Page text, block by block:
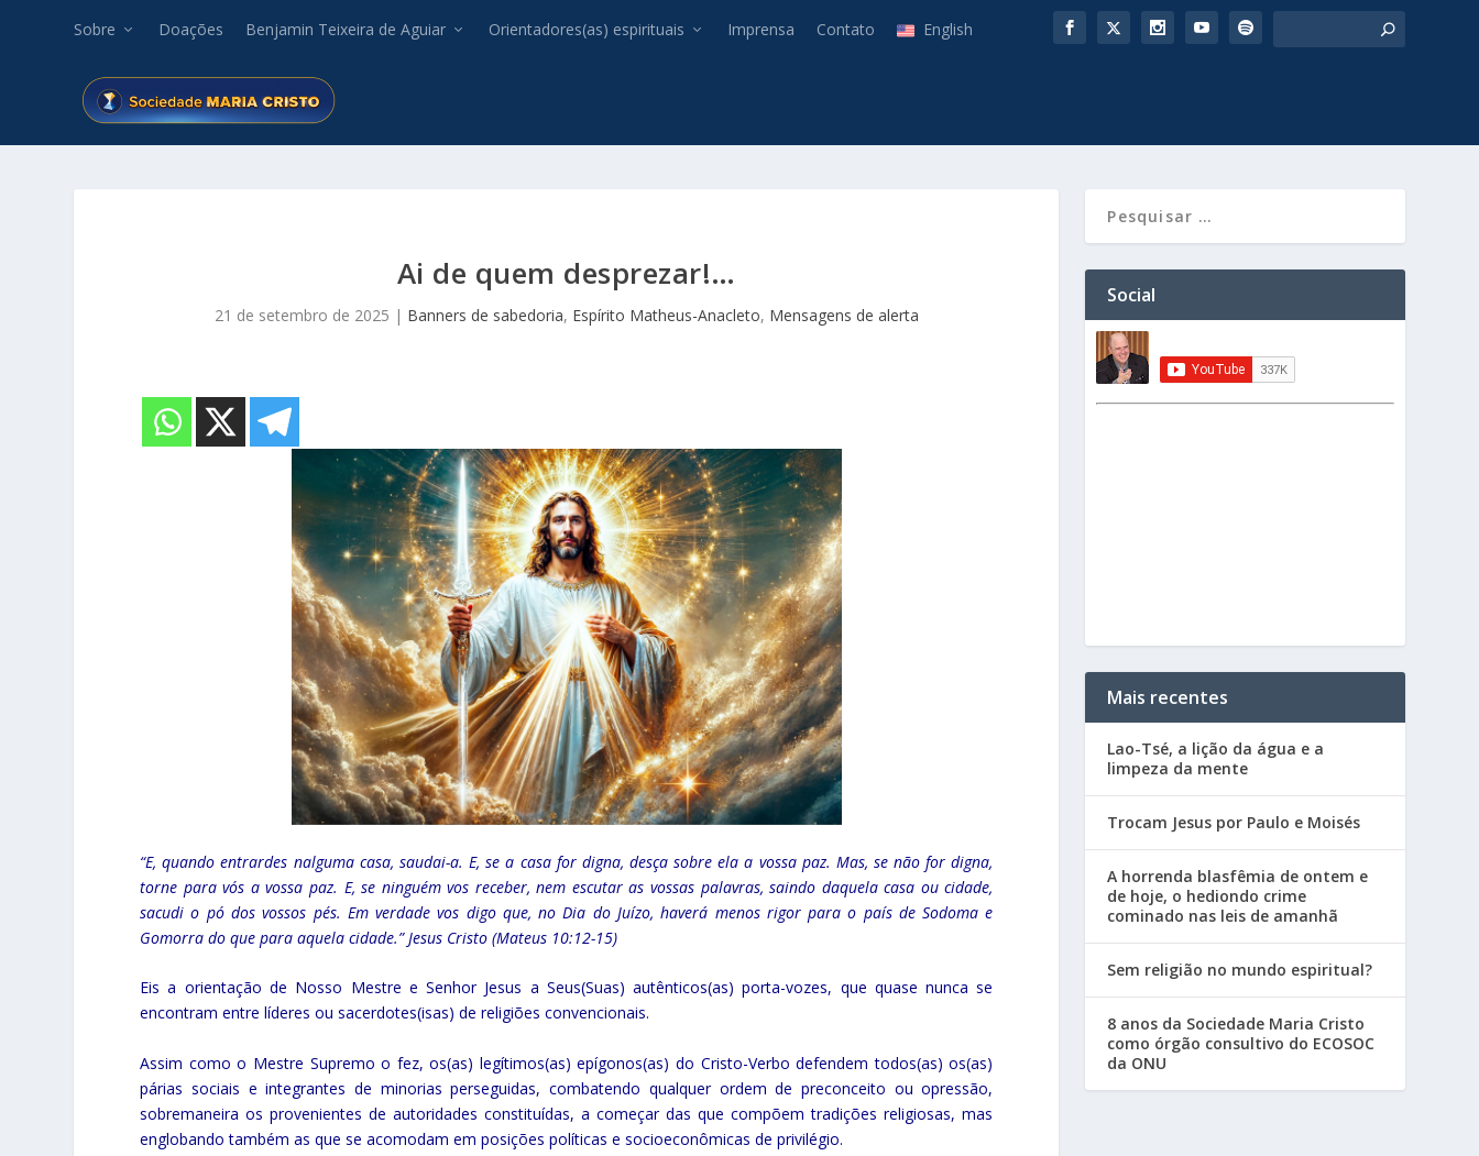
Sobre Doações Benjamin Teixeira de Aguiar Orientadores(as) espirituais Imprensa Contato English
Ai de quem desprezar!…
21 de setembro de 2025 | Banners de sabedoria, Espírito Matheus-Anacleto, Mensagens de alerta
“E, quando entrardes nalguma casa, saudai-a. E, se a casa for digna, desça sobre ela a vossa paz. Mas, se não for digna,
torne para vós a vossa paz. E, se ninguém vos receber, nem escutar as vossas palavras, saindo daquela casa ou cidade,
sacudi o pó dos vossos pés. Em verdade vos digo que, no Dia do Juízo, haverá menos rigor para o país de Sodoma e
Gomorra do que para aquela cidade.” Jesus Cristo (Mateus 10:12-15)
Eis a orientação de Nosso Mestre e Senhor Jesus a Seus(Suas) autênticos(as) porta-vozes, que quase nunca se
encontram entre líderes ou sacerdotes(isas) de religiões convencionais.
Assim como o Mestre Supremo o fez, os(as) legítimos(as) epígonos(as) do Cristo-Verbo defendem todos(as) os(as)
párias sociais e integrantes de minorias perseguidas, combatendo qualquer ordem de preconceito ou opressão,
sobremaneira os provenientes de autoridades constituídas, a começar das que compõem tradições religiosas, mas
englobando também as que se acomodam em posições políticas e socioeconômicas de privilégio.
Social
Mais recentes
Lao-Tsé, a lição da água e a
limpeza da mente
Trocam Jesus por Paulo e Moisés
A horrenda blasfêmia de ontem e
de hoje, o hediondo crime
cominado nas leis de amanhã
Sem religião no mundo espiritual?
8 anos da Sociedade Maria Cristo
como órgão consultivo do ECOSOC
da ONU